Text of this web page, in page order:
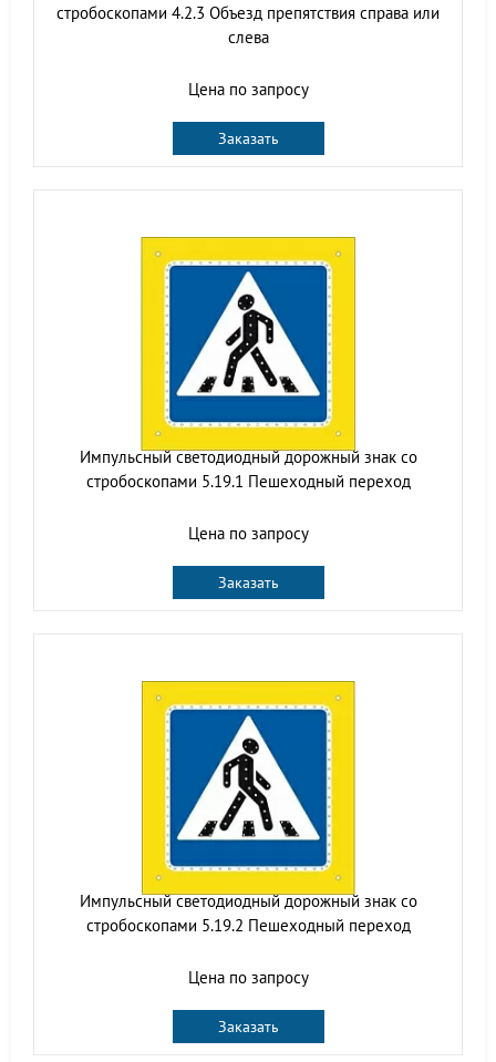
стробоскопами 4.2.3 Объезд препятствия справа или
слева
Цена по запросу
Заказать
Импульсный cветодиодный дорожный знак со
стробоскопами 5.19.1 Пешеходный переход
Цена по запросу
Заказать
Импульсный cветодиодный дорожный знак со
стробоскопами 5.19.2 Пешеходный переход
Цена по запросу
Заказать